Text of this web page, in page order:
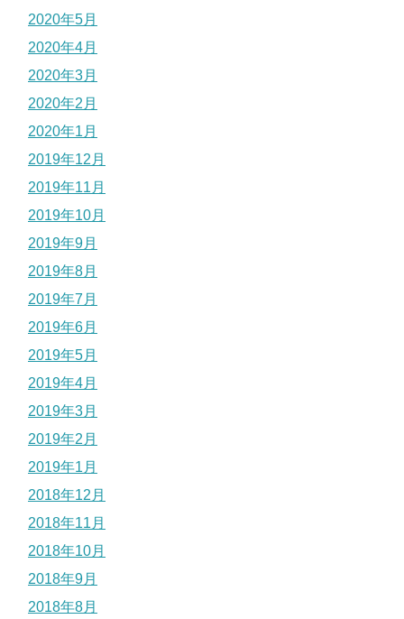
2020年5月
2020年4月
2020年3月
2020年2月
2020年1月
2019年12月
2019年11月
2019年10月
2019年9月
2019年8月
2019年7月
2019年6月
2019年5月
2019年4月
2019年3月
2019年2月
2019年1月
2018年12月
2018年11月
2018年10月
2018年9月
2018年8月